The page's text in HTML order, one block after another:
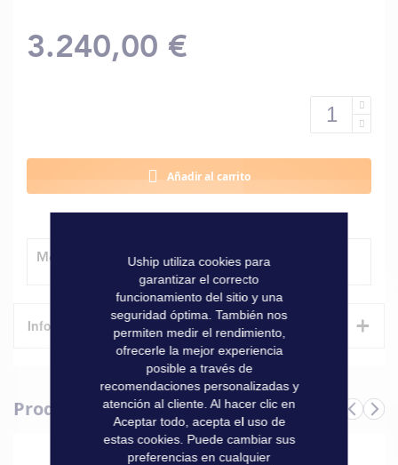
3.240,00 €
Añadir al carrito
Método de entrega
Informaciones técnicas +
Características
Informaciones
3D tender
Produits complémentaires
Uship utiliza cookies para
garantizar el correcto
funcionamiento del sitio y una
seguridad óptima. También nos
permiten medir el rendimiento,
ofrecerle la mejor experiencia
posible a través de
recomendaciones personalizadas y
atención al cliente. Al hacer clic en
Aceptar todo, acepta el uso de
estas cookies. Puede cambiar sus
preferencias en cualquier